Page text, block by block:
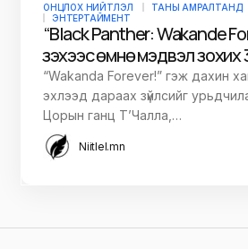
ОНЦЛОХ НИЙТЛЭЛ ТАНЫ АМРАЛТАНД
ЭНТЕРТАЙМЕНТ
“Black Panther: Wakande
үзэхээс өмнө мэдвэл зохих
“Wakanda Forever!” гэж дахин
эхлээд дараах зүйлсийг
Цорын ганц Т’Чалла,…
Niitlel.mn